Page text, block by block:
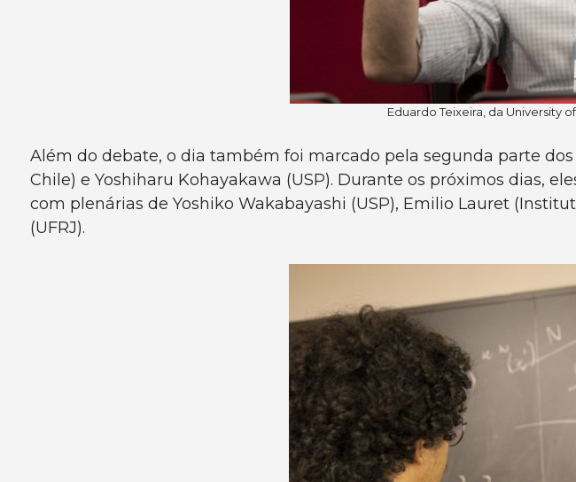
Eduardo Teixeira, da University
Além do debate, o dia também foi marcado pela segunda parte
Chile) e Yoshiharu Kohayakawa (USP). Durante os próximos dias,
com plenárias de Yoshiko Wakabayashi (USP), Emilio Lauret
(UFRJ).